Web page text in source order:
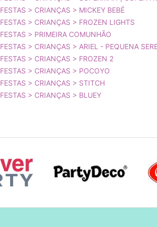
FESTAS > CRIANÇAS > MICKEY BEBÉ
FESTAS > CRIANÇAS > FROZEN LIGHTS
FESTAS > PRIMEIRA COMUNHÃO
FESTAS > CRIANÇAS > ARIEL - PEQUENA
FESTAS > CRIANÇAS > FROZEN 2
FESTAS > CRIANÇAS > POCOYO
FESTAS > CRIANÇAS > STITCH
FESTAS > CRIANÇAS > BLUEY